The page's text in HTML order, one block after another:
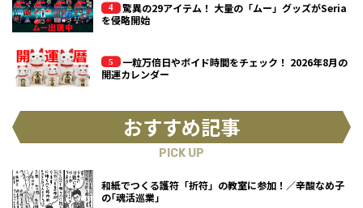
驚異の29アイテム！ 大量の「ムー」グッズがSeria
を侵略開始
一粒万倍日やボイド時間をチェック！ 2026年8月の
開運カレンダー
おすすめ記事
PICK UP
和紙でつくる護符「折符」の教室に参加！／辛酸なめ子
の｢魂活巡業｣